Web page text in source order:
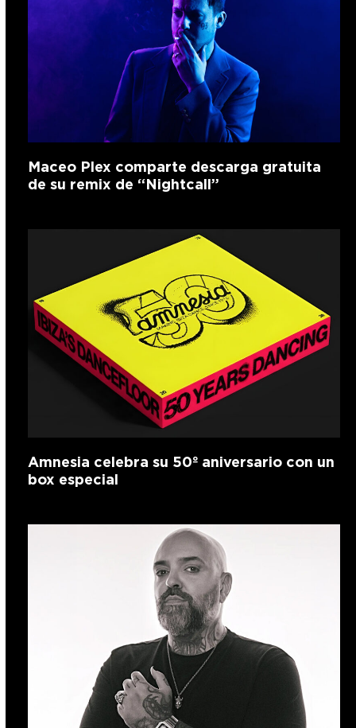
Maceo Plex comparte descarga gratuita
de su remix de “Nightcall”
Amnesia celebra su 50º aniversario con un
box especial